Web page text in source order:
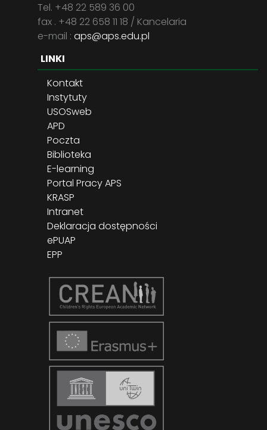
Tel. +48 22 589 36 00
fax . +48 22 658 11 18 / Kancelaria
e-mail : aps@aps.edu.pl
LINKI
Kontakt
Instytuty
USOSweb
APD
Poczta
Biblioteka
E-learning
Portal Pracy APS
KRASP
Intranet
Deklaracja dostępności
ePUAP
EPP